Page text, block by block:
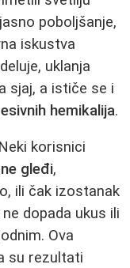
poboljšanje,
iskustva
uklanja
sjaj, a ističe se i
hemikalija.
korisnici
gleđi,
ili čak izostanak
dopada ukus ili
Ova
su rezultati